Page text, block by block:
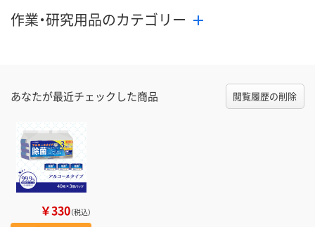
作業・研究用品のカテゴリー
あなたが最近チェックした商品 閲覧履歴の削除
￥330（税込）